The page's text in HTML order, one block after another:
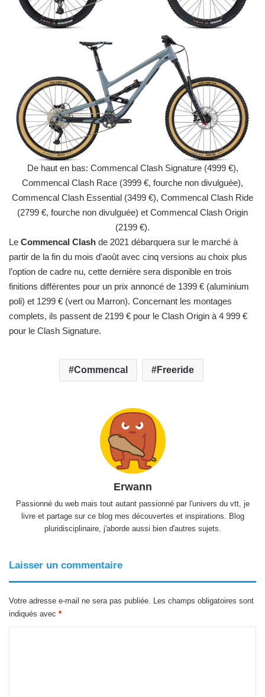
De haut en bas: Commencal Clash Signature (4999 €),
Commencal Clash Race (3999 €, fourche non divulguée),
Commencal Clash Essential (3499 €), Commencal Clash Ride
(2799 €, fourche non divulguée) et Commencal Clash Origin
(2199 €).
Le Commencal Clash de 2021 débarquera sur le marché à
partir de la fin du mois d’août avec cinq versions au choix plus
l’option de cadre nu, cette dernière sera disponible en trois
finitions différentes pour un prix annoncé de 1399 € (aluminium
poli) et 1299 € (vert ou Marron). Concernant les montages
complets, ils passent de 2199 € pour le Clash Origin à 4 999 €
pour le Clash Signature.
Commencal Freeride
Erwann
Passionné du web mais tout autant passionné par l'univers du vtt, je
livre et partage sur ce blog mes découvertes et inspirations. Blog
pluridisciplinaire, j'aborde aussi bien d'autres sujets.
Laisser un commentaire
Votre adresse e-mail ne sera pas publiée.
Les champs obligatoires sont
indiqués avec *